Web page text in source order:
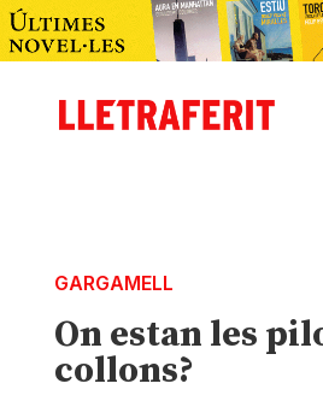
GARGAMELL
On estan les
collons?